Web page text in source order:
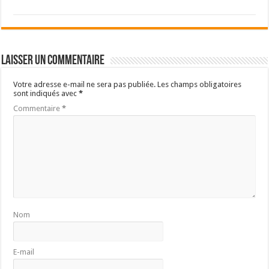
Laisser un commentaire
Votre adresse e-mail ne sera pas publiée. Les champs obligatoires
sont indiqués avec*
Commentaire*
Nom
E-mail